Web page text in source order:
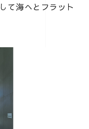
て海へとフラット